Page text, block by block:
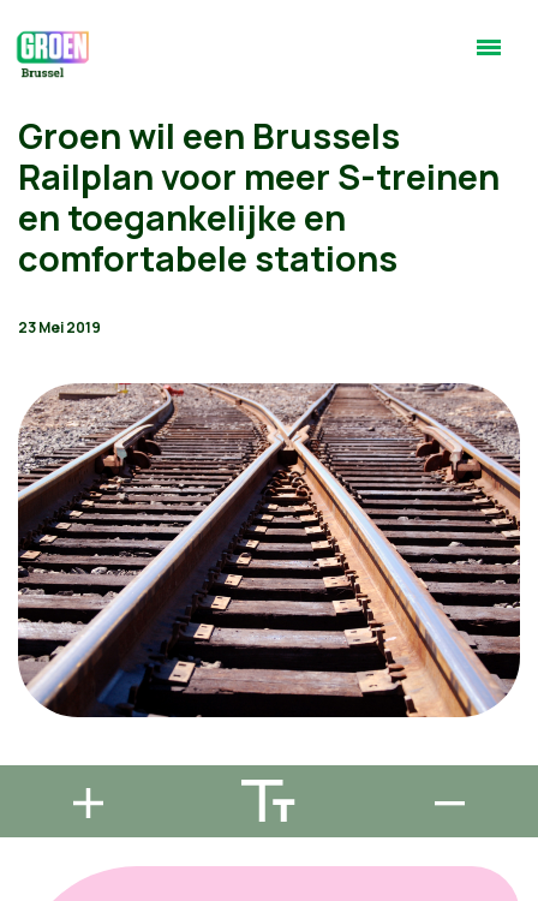
Groen wil een Brussels
Railplan voor meer S-treinen
en toegankelijke en
comfortabele stations
23 Mei 2019